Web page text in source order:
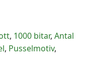
, 1000 bitar, Antal
, Pusselmotiv,